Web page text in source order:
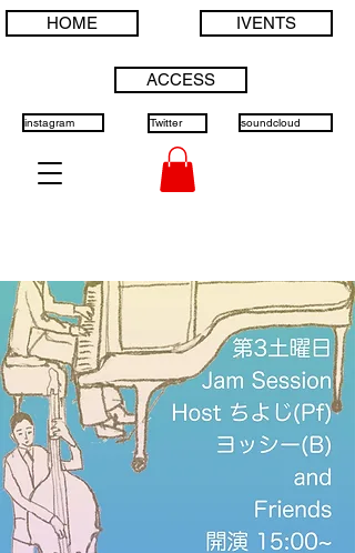
soundcloud
Twitter
instagram
IVENTS
HOME
ACCESS